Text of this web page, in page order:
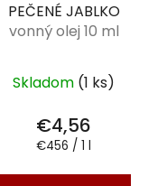
PEČENÉ JABLKO
vonný olej 10 ml
Skladom (1 ks)
€4,56
Jednotková
€456 / 1 l